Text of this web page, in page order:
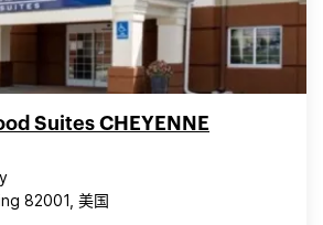
Suites CHEYENNE
82001, 美国